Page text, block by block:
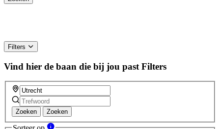
Filters
Vind hier de baan die bij jou past Filters
Zoeken Zoeken